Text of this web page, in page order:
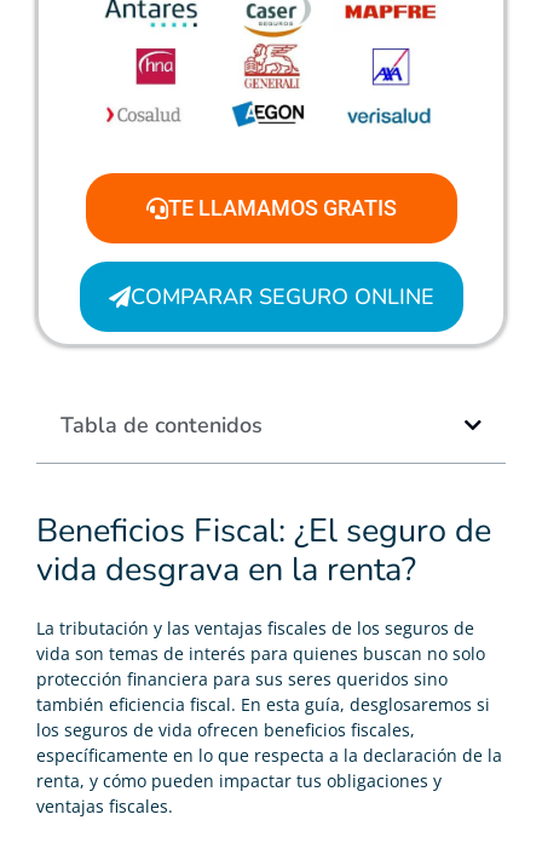
Beneficios Fiscal: ¿El seguro de
vida desgrava en la renta?
La tributación y las ventajas fiscales de los seguros de
vida son temas de interés para quienes buscan no solo
protección financiera para sus seres queridos sino
también eficiencia fiscal. En esta guía, desglosaremos si
los seguros de vida ofrecen beneficios fiscales,
específicamente en lo que respecta a la declaración de la
renta, y cómo pueden impactar tus obligaciones y
ventajas fiscales.
TE LLAMAMOS GRATIS
COMPARAR SEGURO ONLINE
Tabla de contenidos